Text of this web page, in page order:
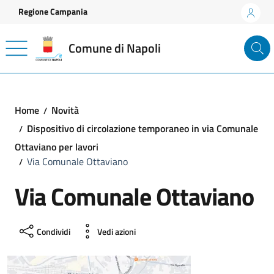
Vai ai contenuti
Vai al footer
Regione Campania
Comune di Napoli
Home
Novità
Dispositivo di circolazione temporaneo in via Comunale
Ottaviano per lavori
Via Comunale Ottaviano
Via Comunale Ottaviano
Condividi Vedi azioni